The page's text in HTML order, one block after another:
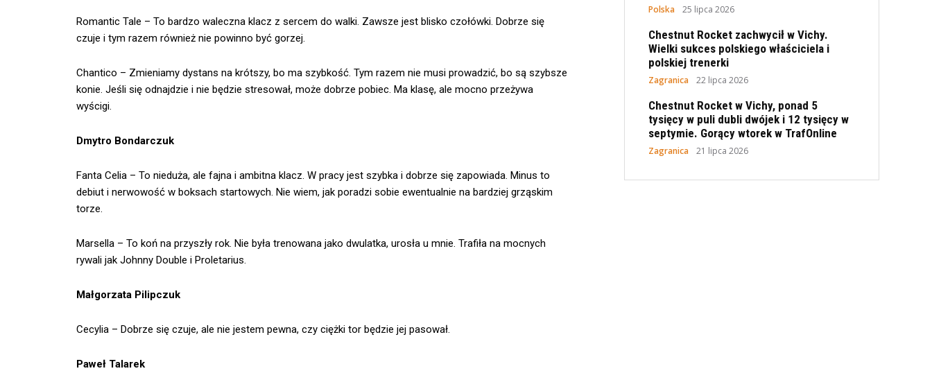
Romantic Tale – To bardzo waleczna klacz z sercem do walki. Zawsze jest blisko czołówki. Dobrze się
czuje i tym razem również nie powinno być gorzej.
Chantico – Zmieniamy dystans na krótszy, bo ma szybkość. Tym razem nie musi prowadzić, bo są szybsze
konie. Jeśli się odnajdzie i nie będzie stresował, może dobrze pobiec. Ma klasę, ale mocno przeżywa
wyścigi.
Dmytro Bondarczuk
Fanta Celia – To nieduża, ale fajna i ambitna klacz. W pracy jest szybka i dobrze się zapowiada. Minus to
debiut i nerwowość w boksach startowych. Nie wiem, jak poradzi sobie ewentualnie na bardziej grząskim
torze.
Marsella – To koń na przyszły rok. Nie była trenowana jako dwulatka, urosła u mnie. Trafiła na mocnych
rywali jak Johnny Double i Proletarius.
Małgorzata Pilipczuk
Cecylia – Dobrze się czuje, ale nie jestem pewna, czy ciężki tor będzie jej pasował.
Paweł Talarek
Polska 25 lipca 2026
Chestnut Rocket zachwycił w Vichy.
Wielki sukces polskiego właściciela i
polskiej trenerki
Zagranica 22 lipca 2026
Chestnut Rocket w Vichy, ponad 5
tysięcy w puli dubli dwójek i 12 tysięcy w
septymie. Gorący wtorek w TrafOnline
Zagranica 21 lipca 2026